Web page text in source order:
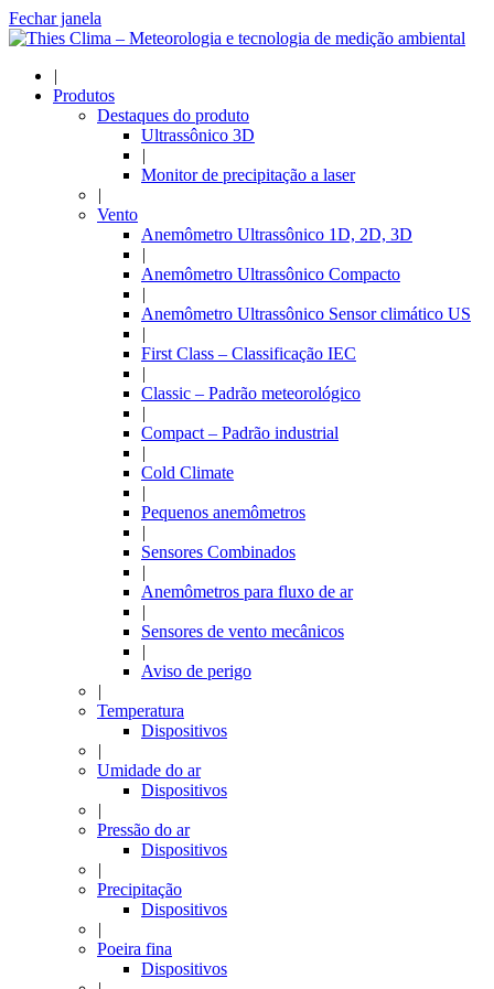
Fechar janela
|
Produtos
Destaques do produto
Ultrassônico 3D
|
Monitor de precipitação a laser
|
Vento
Anemômetro Ultrassônico 1D, 2D, 3D
|
Anemômetro Ultrassônico Compacto
|
Anemômetro Ultrassônico Sensor climático US
|
First Class – Classificação IEC
|
Classic – Padrão meteorológico
|
Compact – Padrão industrial
|
Cold Climate
|
Pequenos anemômetros
|
Sensores Combinados
|
Anemômetros para fluxo de ar
|
Sensores de vento mecânicos
|
Aviso de perigo
|
Temperatura
Dispositivos
|
Umidade do ar
Dispositivos
|
Pressão do ar
Dispositivos
|
Precipitação
Dispositivos
|
Poeira fina
Dispositivos